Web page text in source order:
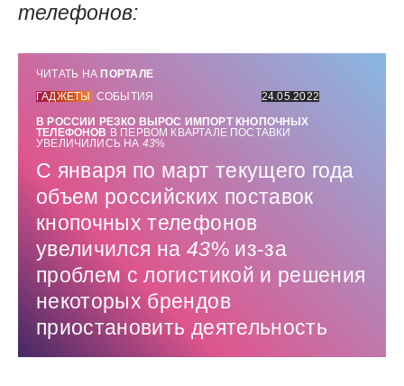
телефонов:
ЧИТАТЬ НА ПОРТАЛЕ
ГАДЖЕТЫ
СОБЫТИЯ
24.05.2022
В РОССИИ РЕЗКО ВЫРОС ИМПОРТ КНОПОЧНЫХ
ТЕЛЕФОНОВ В ПЕРВОМ КВАРТАЛЕ ПОСТАВКИ
УВЕЛИЧИЛИСЬ НА 43%
С января по март текущего года
объем российских поставок
кнопочных телефонов
увеличился на 43% из-за
проблем с логистикой и решения
некоторых брендов
приостановить деятельность